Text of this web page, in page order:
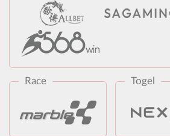
Race Togel